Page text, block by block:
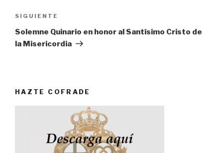
Siguiente
entrada
SIGUIENTE
Solemne Quinario en honor al Santísimo Cristo de
la Misericordia
HAZTE COFRADE